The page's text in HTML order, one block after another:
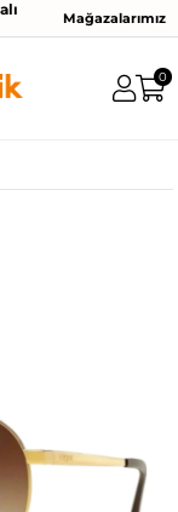
Mağazalarımız
0